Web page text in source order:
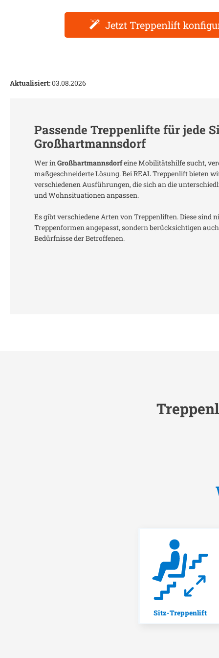
Jetzt Treppenlift
Aktualisiert:03.08.2026
Passende Treppenlifte für jede
Großhartmannsdorf
Wer in Großhartmannsdorfeine Mobilitätshilfe sucht,
maßgeschneiderte Lösung. Bei REAL Treppenlift bieten
verschiedenen Ausführungen, die sich an die
und Wohnsituationen anpassen.
Es gibt verschiedene Arten von Treppenliften. Diese sind
Treppenformen angepasst, sondern berücksichtigen
Bedürfnisse der Betroffenen.
Sitz-Treppenlift